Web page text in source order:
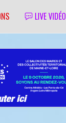
LIVE VIDÉO